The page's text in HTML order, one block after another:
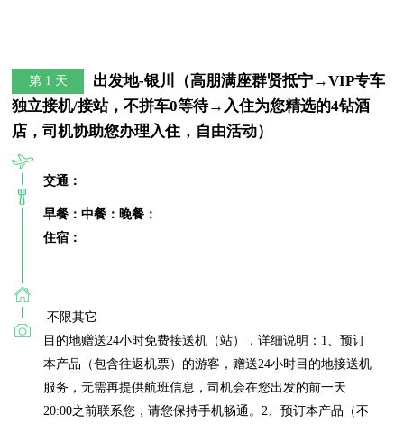
第 1 天
出发地-银川（高朋满座群贤抵宁→VIP专车
独立接机/接站，不拼车0等待→入住为您精选的4钻酒
店，司机协助您办理入住，自由活动）
交通：
早餐：中餐：晚餐：
住宿：
不限其它
目的地赠送24小时免费接送机（站），详细说明：1、预订
本产品（包含往返机票）的游客，赠送24小时目的地接送机
服务，无需再提供航班信息，司机会在您出发的前一天
20:00之前联系您，请您保持手机畅通。2、预订本产品（不